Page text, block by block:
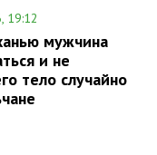
19:12
мужчина
и не
тело случайно